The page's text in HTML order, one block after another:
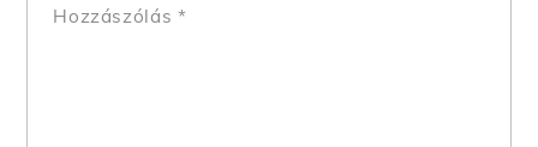
Hozzászólás *